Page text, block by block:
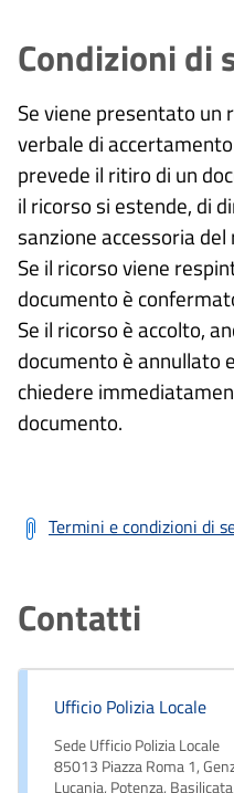
Condizioni di
Se viene presentato un
verbale di
prevede il ritiro di un
il ricorso si estende, di
sanzione accessoria
Se il ricorso viene
documento è
Se il ricorso è accolto,
documento è annullato
chiedere
documento.
Termini e condizioni di
Contatti
Ufficio Polizia Locale
Sede Ufficio Polizia Locale
85013 Piazza Roma 1,
Lucania, Potenza,